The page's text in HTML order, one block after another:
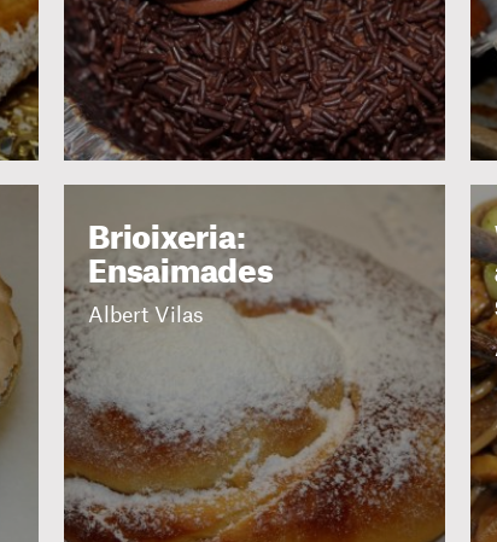
Brioixeria:
Ensaimades
Albert Vilas